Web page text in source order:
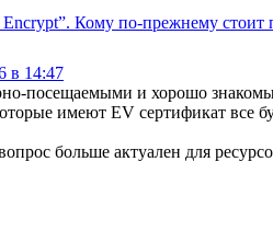
Кому по-прежнему стоит
в 14:47
посещаемыми и хорошо
имеют EV сертификат все
больше актуален для